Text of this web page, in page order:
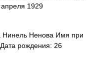
1929
Ненова Имя при
рождения: 26